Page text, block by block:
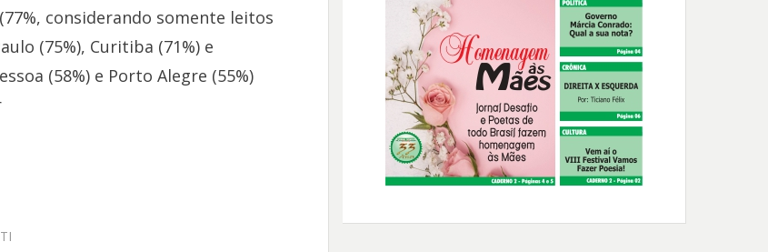
(77%, considerando somente leitos
(75%), Curitiba (71%) e
(58%) e Porto Alegre (55%)